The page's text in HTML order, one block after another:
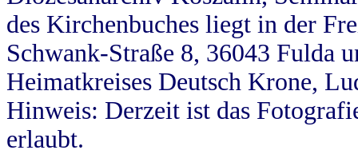
des Kirchenbuches liegt in der
Schwank-Straße 8, 36043 Fulda
Heimatkreises Deutsch Krone,
Hinweis: Derzeit ist das
erlaubt.